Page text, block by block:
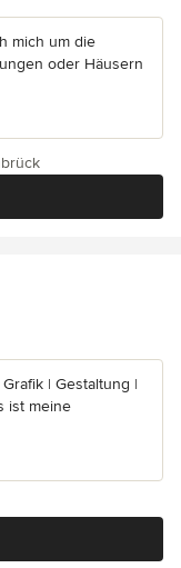
mich um die
oder Häusern
| Gestaltung |
ist meine